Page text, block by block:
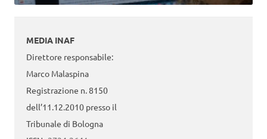
MEDIA INAF
Direttore responsabile:
Marco Malaspina
Registrazione n. 8150
dell’11.12.2010 presso il
Tribunale di Bologna